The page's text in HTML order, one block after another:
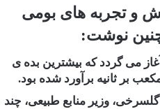
و تجربه های بومی
نوشت:
داستان از سیل 6 بهمن 1349 آغاز می گردد که بیشترین بده ی
وزیر منابع طبیعی، چند